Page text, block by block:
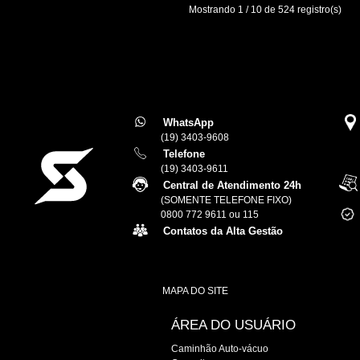
Mostrando 1 / 10 de 524 registro(s)
WhatsApp
(19) 3403-9608
Telefone
(19) 3403-9611
Central de Atendimento 24h
(SOMENTE TELEFONE FIXO)
0800 772 9611 ou 115
Contatos da Alta Gestão
MAPA DO SITE
ÁREA DO USUÁRIO
Caminhão Auto-vácuo